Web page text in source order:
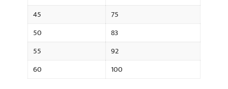
45
75
50
83
55
92
60
100